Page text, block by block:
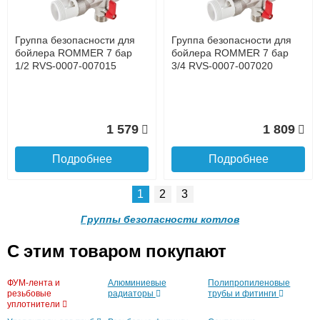
Доставка в регионы России.
Подробнее Подробнее
VT.192 1/2
Подробнее
Группа безопасности для
бойлера ROMMER 7 бар
1/2 RVS-0007-007015
1 579
Подробнее
Группа безопасности для
бойлера ROMMER 7 бар
3/4 RVS-0007-007020
1 809
Подробнее
ROMMER 3 бар, 1 (до 50
кВт) (в теплоизоляции)
ROMMER 3 бар, 1 (до 50
1 2 3
Группы безопасности котлов
C этим товаром покупают
ФУМ-лента и
резьбовые
уплотнители
Алюминиевые
радиаторы
Полипропиленовые
трубы и фитинги